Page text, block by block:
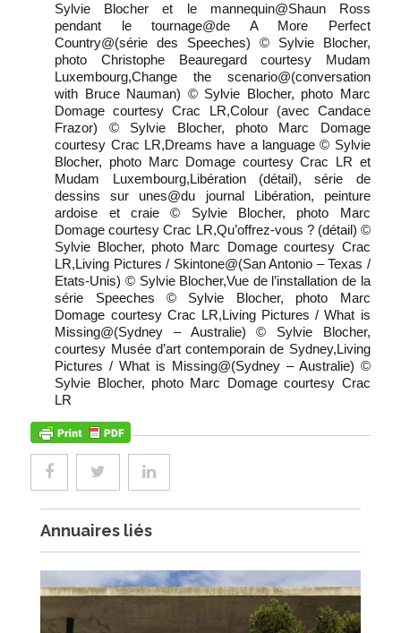
Sylvie Blocher et le mannequin@Shaun Ross
pendant le tournage@de A More Perfect
Country@(série des Speeches) © Sylvie Blocher,
photo Christophe Beauregard courtesy Mudam
Luxembourg,Change the scenario@(conversation
with Bruce Nauman) © Sylvie Blocher, photo Marc
Domage courtesy Crac LR,Colour (avec Candace
Frazor) © Sylvie Blocher, photo Marc Domage
courtesy Crac LR,Dreams have a language © Sylvie
Blocher, photo Marc Domage courtesy Crac LR et
Mudam Luxembourg,Libération (détail), série de
dessins sur unes@du journal Libération, peinture
ardoise et craie © Sylvie Blocher, photo Marc
Domage courtesy Crac LR,Qu’offrez-vous ? (détail) ©
Sylvie Blocher, photo Marc Domage courtesy Crac
LR,Living Pictures / Skintone@(San Antonio – Texas /
Etats-Unis) © Sylvie Blocher,Vue de l’installation de la
série Speeches © Sylvie Blocher, photo Marc
Domage courtesy Crac LR,Living Pictures / What is
Missing@(Sydney – Australie) © Sylvie Blocher,
courtesy Musée d’art contemporain de Sydney,Living
Pictures / What is Missing@(Sydney – Australie) ©
Sylvie Blocher, photo Marc Domage courtesy Crac
LR
Annuaires liés